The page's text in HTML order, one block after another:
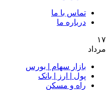
تماس با ما
درباره ما
۱۷
مرداد
بازار سهام | بورس
پول | ارز | بانک
راه و مسکن